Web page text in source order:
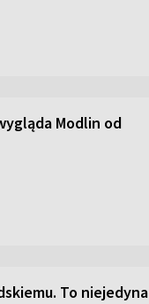
Modlin od
To niejedyna